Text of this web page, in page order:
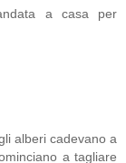
a casa per
alberi cadevano a
a tagliare